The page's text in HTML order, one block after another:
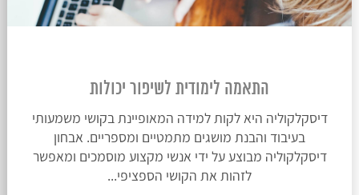
התאמה לימודית לשיפור יכולות
דיסקלקוליה היא לקות למידה המאופיינת בקושי משמעותי
בעיבוד והבנת מושגים מתמטיים ומספריים. אבחון
דיסקלקוליה מבוצע על ידי אנשי מקצוע מוסמכים ומאפשר
לזהות את הקושי הספציפי...